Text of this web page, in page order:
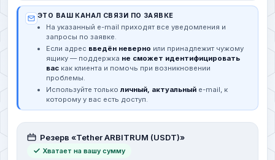
ЭТО ВАШ КАНАЛ СВЯЗИ ПО ЗАЯВКЕ
На указанный e-mail приходят все уведомления и
запросы по заявке.
Если адрес введён неверно или принадлежит чужому
ящику — поддержка не сможет идентифицировать
вас как клиента и помочь при возникновении
проблемы.
Используйте тольколичный, актуальный e-mail, к
которому у вас есть доступ.
Резерв «Tether ARBITRUM (USDT)»
Хватает на вашу сумму